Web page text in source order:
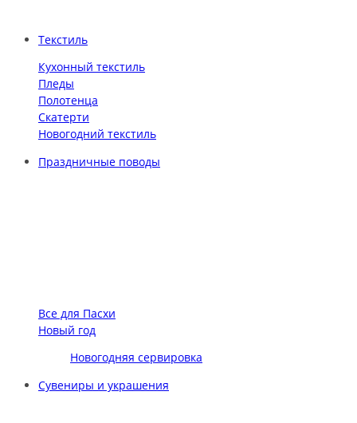
Текстиль
Кухонный текстиль
Пледы
Полотенца
Скатерти
Новогодний текстиль
Праздничные поводы
Все для Пасхи
Новый год
Новогодняя сервировка
Сувениры и украшения